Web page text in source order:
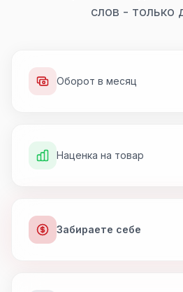
слов - только
Оборот в месяц
Наценка на товар
Забираете себе